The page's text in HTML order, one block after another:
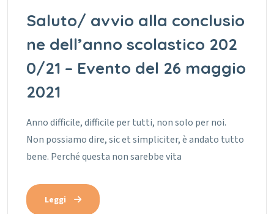
Saluto/ avvio alla conclusio
ne dell’anno scolastico 202
0/21 – Evento del 26 maggio
2021
Anno difficile, difficile per tutti, non solo per noi.
Non possiamo dire, sic et simpliciter, è andato tutto
bene. Perché questa non sarebbe vita
Leggi